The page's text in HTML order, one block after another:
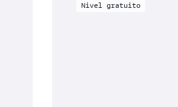
Nivel gratuito